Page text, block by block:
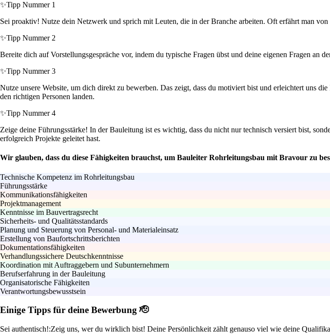
✨Tipp Nummer 1
Sei proaktiv! Nutze dein Netzwerk und sprich mit Leuten, die in der Branche arbeiten. Oft erfährt man
✨Tipp Nummer 2
Bereite dich auf Vorstellungsgespräche vor, indem du typische Fragen übst und deine eigenen Fragen an
✨Tipp Nummer 3
Nutze unsere Website, um dich direkt zu bewerben. Das zeigt, dass du motiviert bist und erleichtert uns
den richtigen Personen landen.
✨Tipp Nummer 4
Zeige deine Führungsstärke! In der Bauleitung ist es wichtig, dass du nicht nur technisch versiert bist,
erfolgreich Projekte geleitet hast.
Wir glauben, dass du diese Fähigkeiten brauchst, um Bauleiter Rohrleitungsbau mit Bravour zu
Technische Kompetenz im Rohrleitungsbau
Führungsstärke
Kommunikationsfähigkeiten
Projektmanagement
Kenntnisse im Bauvertragsrecht
Sicherheits- und Qualitätsstandards
Planung und Steuerung von Personal- und Materialeinsatz
Erstellung von Baufortschrittsberichten
Dokumentationsfähigkeiten
Verhandlungssichere Deutschkenntnisse
Koordination mit Auftraggebern und Subunternehmern
Berufserfahrung in der Bauleitung
Organisatorische Fähigkeiten
Verantwortungsbewusstsein
Einige Tipps für deine Bewerbung 🫡
Sei authentisch!:Zeig uns, wer du wirklich bist! Deine Persönlichkeit zählt genauso viel wie deine